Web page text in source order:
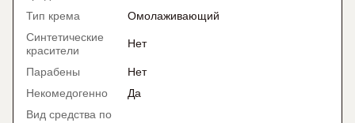
Тип крема
Омолаживающий
Синтетические
красители
Нет
Парабены
Нет
Некомедогенно
Да
Вид средства по